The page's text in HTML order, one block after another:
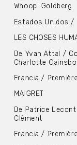
Whoopi Goldberg
Estados Unidos /
LES CHOSES
De Yvan Attal /
Charlotte
Francia /
MAIGRET
De Patrice
Clément
Francia /